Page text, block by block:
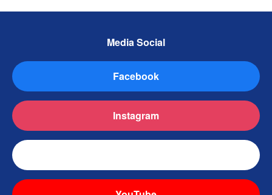
Media Social
Facebook
Instagram